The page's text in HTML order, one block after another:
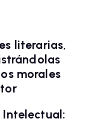
literarias,
morales
Intelectual: